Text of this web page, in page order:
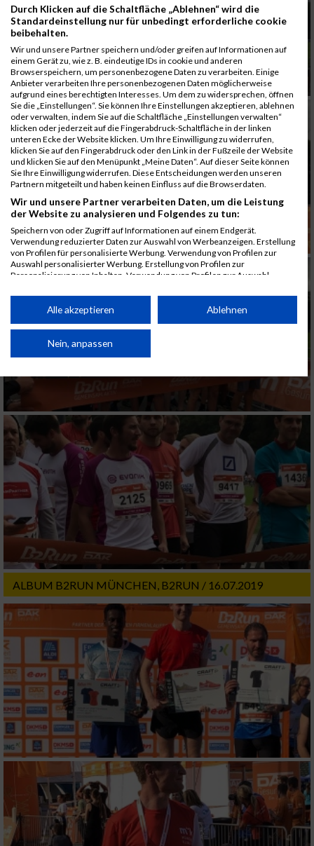
ALBUM B2RUN MÜNCHEN, B2RUN / 16.07.2019
Durch Klicken auf die Schaltfläche „Ablehnen“ wird die
Standardeinstellung nur für unbedingt erforderliche cookie
beibehalten.
Wir und unsere Partner speichern und/oder greifen auf Informationen auf
einem Gerät zu, wie z. B. eindeutige IDs in cookie und anderen
Browserspeichern, um personenbezogene Daten zu verarbeiten. Einige
Anbieter verarbeiten Ihre personenbezogenen Daten möglicherweise
aufgrund eines berechtigten Interesses. Um dem zu widersprechen, öffnen
Sie die „Einstellungen“. Sie können Ihre Einstellungen akzeptieren, ablehnen
oder verwalten, indem Sie auf die Schaltfläche „Einstellungen verwalten“
klicken oder jederzeit auf die Fingerabdruck-Schaltfläche in der linken
unteren Ecke der Website klicken. Um Ihre Einwilligung zu widerrufen,
klicken Sie auf den Fingerabdruck oder den Link in der Fußzeile der Website
und klicken Sie auf den Menüpunkt „Meine Daten“. Auf dieser Seite können
Sie Ihre Einwilligung widerrufen. Diese Entscheidungen werden unseren
Partnern mitgeteilt und haben keinen Einfluss auf die Browserdaten.
Wir und unsere Partner verarbeiten Daten, um die Leistung
der Website zu analysieren und Folgendes zu tun:
Speichern von oder Zugriff auf Informationen auf einem Endgerät.
Verwendung reduzierter Daten zur Auswahl von Werbeanzeigen. Erstellung
von Profilen für personalisierte Werbung. Verwendung von Profilen zur
Auswahl personalisierter Werbung. Erstellung von Profilen zur
Personalisierung von Inhalten. Verwendung von Profilen zur Auswahl
Performance von Inhalten. Analyse von Zielgruppen durch Statistiken oder
Kombinationen von Daten aus verschiedenen Quellen. Entwicklung und
von Inhalten.
Daten können außerhalb der Europäischen Union weitergegeben und in die
Website/App.
Partnerliste anzeigen (1 IAB-Anbieter)
Wir nutzen Ihre Daten für folgende Zwecke:
IAB-Verarbeitungszwecke:
Speichern von oder Zugriff auf Informationen
auf einem Endgerät
Verwendung reduzierter Daten zur Auswahl
von Werbeanzeigen
Erstellung von Profilen für personalisierte
Werbung
Verwendung von Profilen zur Auswahl
personalisierter Werbung
Erstellung von Profilen zur Personalisierung
von Inhalten
Verwendung von Profilen zur Auswahl
personalisierter Inhalte
Messung der Werbeleistung
Messung der Performance von Inhalten
Analyse von Zielgruppen durch Statistiken
oder Kombinationen von Daten aus
verschiedenen Quellen
Alle akzeptieren Ablehnen
Nein, anpassen